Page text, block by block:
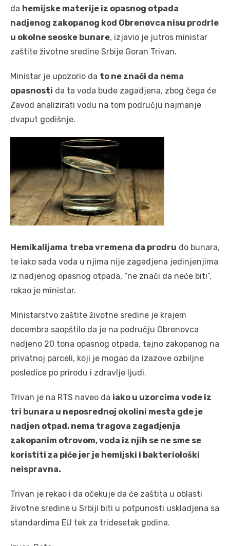
da hemijske materije iz opasnog otpada
nadjenog zakopanog kod Obrenovca nisu prodrle
u okolne seoske bunare, izjavio je jutros ministar
zaštite životne sredine Srbije Goran Trivan.
Ministar je upozorio da to ne znači da nema
opasnosti da ta voda bude zagadjena, zbog čega će
Zavod analizirati vodu na tom području najmanje
dvaput godišnje.
Hemikalijama treba vremena da prodru do bunara,
te iako sada voda u njima nije zagadjena jedinjenjima
iz nadjenog opasnog otpada, “ne znači da neće biti”,
rekao je ministar.
Ministarstvo zaštite životne sredine je krajem
decembra saopštilo da je na području Obrenovca
nadjeno 20 tona opasnog otpada, tajno zakopanog na
privatnoj parceli, koji je mogao da izazove ozbiljne
posledice po prirodu i zdravlje ljudi.
Trivan je na RTS naveo da iako u uzorcima vode iz
tri bunara u neposrednoj okolini mesta gde je
nadjen otpad, nema tragova zagadjenja
zakopanim otrovom, voda iz njih se ne sme se
koristiti za piće jer je hemijski i bakteriološki
neispravna.
Trivan je rekao i da očekuje da će zaštita u oblasti
životne sredine u Srbiji biti u potpunosti uskladjena sa
standardima EU tek za tridesetak godina.